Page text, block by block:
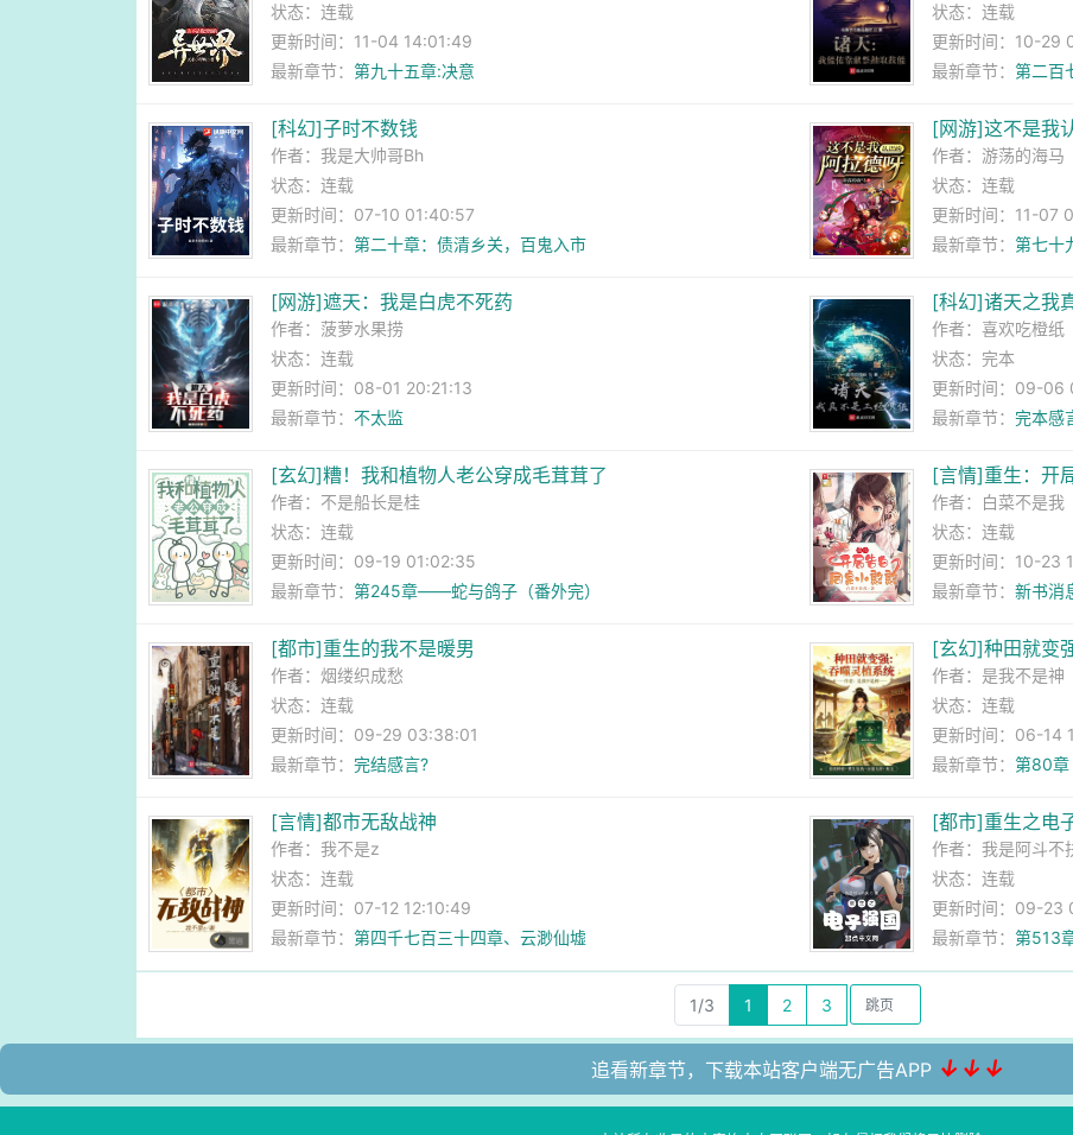
状态：连载
更新时间：11-04 14:01:49
最新章节：第九十五章:决意
状态：连载
更新时间：10-29
最新章节： 第二百
[科幻]子时不数钱
作者：我是大帅哥Bh
状态：连载
更新时间：07-10 01:40:57
最新章节：第二十章：债清乡关，百鬼入市
[网游]这不是我
作者： 游荡的海马
状态：连载
更新时间：11-07
最新章节： 第七十
[网游]遮天：我是白虎不死药
作者： 菠萝水果捞
状态：连载
更新时间：08-01 20:21:13
最新章节：不太监
[科幻]诸天之我
作者： 喜欢吃橙纸
状态：完本
更新时间：09-06
最新章节： 完本感
[玄幻]糟！我和植物人老公穿成毛茸茸了
作者： 不是船长是桂
状态：连载
更新时间：09-19 01:02:35
最新章节：第245章——蛇与鸽子（番外完）
[言情]重生：开
作者：
白菜不是我
状态：连载
更新时间：10-23
最新章节： 新书消
[都市]重生的我不是暖男
作者：烟缕织成愁
状态：连载
更新时间：09-29 03:38:01
最新章节：完结感言?
[玄幻]种田就变
作者： 是我不是神
状态：连载
更新时间：06-14
最新章节： 第80章
[言情]都市无敌战神
作者：我不是z
状态：连载
更新时间：07-12 12:10:49
最新章节：第四千七百三十四章、云渺仙墟
[都市]重生之电
作者： 我是阿斗不
状态：连载
更新时间：09-23
最新章节： 第513
1/3 1 2 3
追看新章节，下载本站客户端无广告APP ↓↓↓